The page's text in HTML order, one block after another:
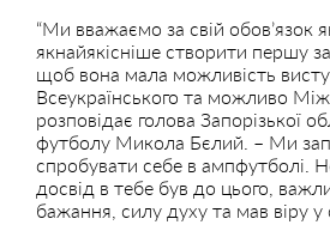
“Ми вважаємо за свій обов’язок
якнайякісніше створити першу
щоб вона мала можливість
Всеукраїнського та можливо
розповідає голова Запорізької
футболу Микола Бєлий. – Ми
спробувати себе в ампфутболі.
досвід в тебе був до цього,
бажання, силу духу та мав віру у